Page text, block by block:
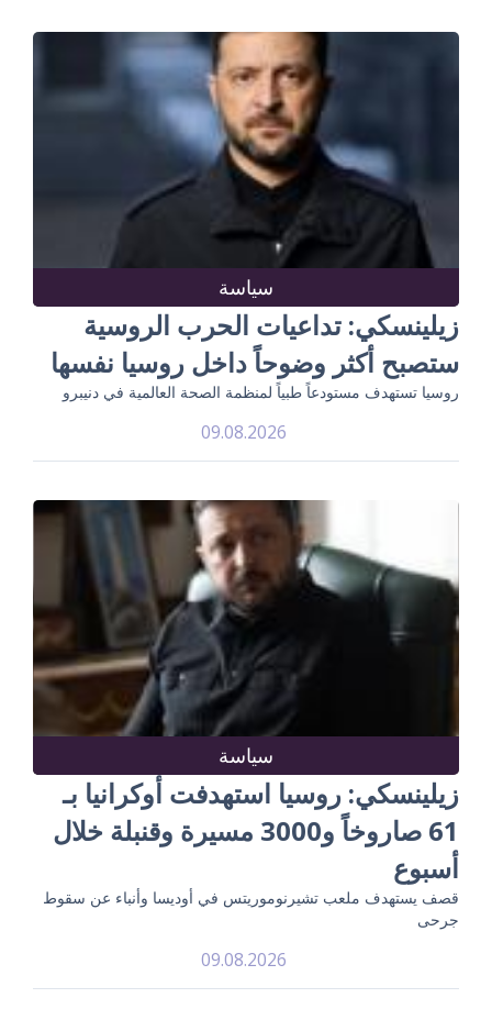
سياسة
زيلينسكي: تداعيات الحرب الروسية
ستصبح أكثر وضوحاً داخل روسيا نفسها
روسيا تستهدف مستودعاً طبياً لمنظمة الصحة العالمية في دنيبرو
09.08.2026
سياسة
زيلينسكي: روسيا استهدفت أوكرانيا بـ
61 صاروخاً و3000 مسيرة وقنبلة خلال
أسبوع
قصف يستهدف ملعب تشيرنوموريتس في أوديسا وأنباء عن سقوط
جرحى
09.08.2026